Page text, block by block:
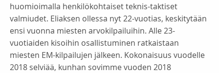
huomioimalla henkilökohtaiset teknis-taktiset
valmiudet. Eliaksen ollessa nyt 22-vuotias, keskitytään
ensi vuonna miesten arvokilpailuihin. Alle 23-
vuotiaiden kisoihin osallistuminen ratkaistaan
miesten EM-kilpailujen jälkeen. Kokonaisuus vuodelle
2018 selviää, kunhan sovimme vuoden 2018